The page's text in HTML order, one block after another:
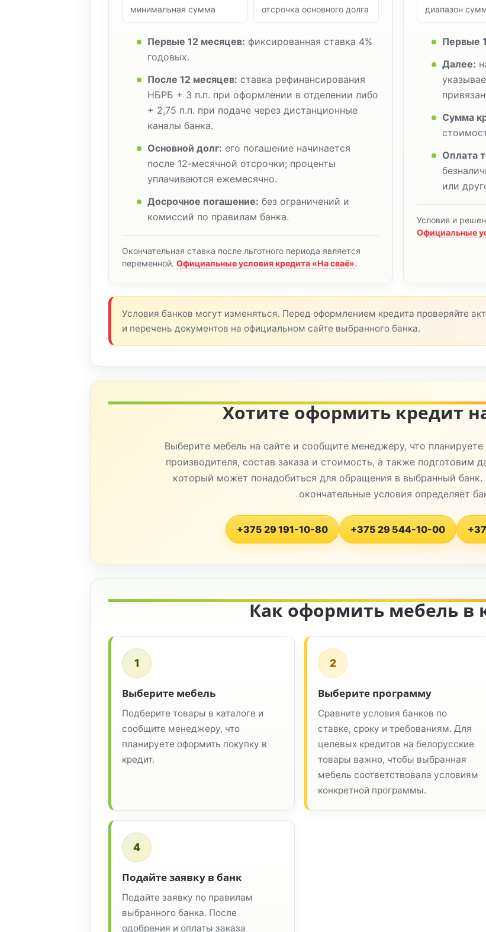
минимальная сумма отсрочка основного долга
Первые 12 месяцев: фиксированная ставка 4%
годовых.
После 12 месяцев: ставка рефинансирования
НБРБ + 3 п.п. при оформлении в отделении либо
+ 2,75 п.п. при подаче через дистанционные
каналы банка.
Основной долг: его погашение начинается
после 12-месячной отсрочки; проценты
уплачиваются ежемесячно.
Досрочное погашение: без ограничений и
комиссий по правилам банка.
Окончательная ставка после льготного периода является
переменной. Официальные условия кредита «На сваё».
диапазон
Первые
Далее:
Сумма
Оплата
или
Условия и
Официальные
Условия банков могут изменяться. Перед оформлением кредита проверяйте
и перечень документов на официальном сайте выбранного банка.
Хотите оформить кредит
Выберите мебель на сайте и сообщите менеджеру, что
производителя, состав заказа и стоимость, а также подготовим
который может понадобиться для обращения в выбранный
окончательные условия определяет
+375 29 191-10-80 +375 29 544-10-00
Как оформить мебель в
1
Выберите мебель
Подберите товары в каталоге и
сообщите менеджеру, что
планируете оформить покупку в
кредит.
2
Выберите программу
Сравните условия банков по
ставке, сроку и требованиям. Для
целевых кредитов на белорусские
товары важно, чтобы выбранная
мебель соответствовала условиям
конкретной программы.
4
Подайте заявку в банк
Подайте заявку по правилам
выбранного банка. После
одобрения и оплаты заказа